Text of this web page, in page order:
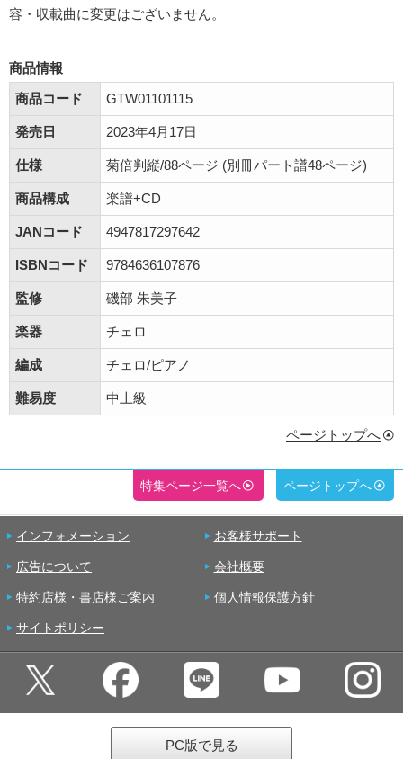
容・収載曲に変更はございません。
商品情報
商品コード
GTW01101115
発売日 2023年4月17日
仕様 菊倍判縦/88ページ (別冊パート譜48ページ)
商品構成 楽譜+CD
JANコード 4947817297642
ISBNコード 9784636107876
監修 磯部 朱美子
楽器 チェロ
編成 チェロ/ピアノ
難易度 中上級
ページトップへ
特集ページ一覧へ ページトップへ
インフォメーション お客様サポート
広告について 会社概要
特約店様・書店様ご案内 個人情報保護方針
サイトポリシー
PC版で見る